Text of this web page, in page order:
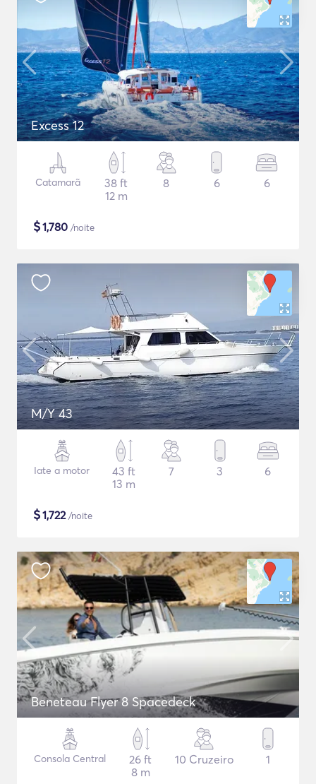
Excess 12
Catamarã
38 ft
12 m
8 6 6
$1,780 /noite
M/Y 43
Iate a motor
43 ft
13 m
7 3 6
$1,722/noite
Beneteau Flyer 8 Spacedeck
Consola Central
26 ft
8 m
10 Cruzeiro 1